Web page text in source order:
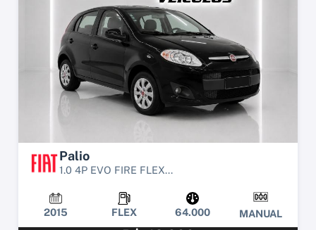
Palio
1.0 4P EVO FIRE FLEX...
2015 FLEX 64.000 MANUAL